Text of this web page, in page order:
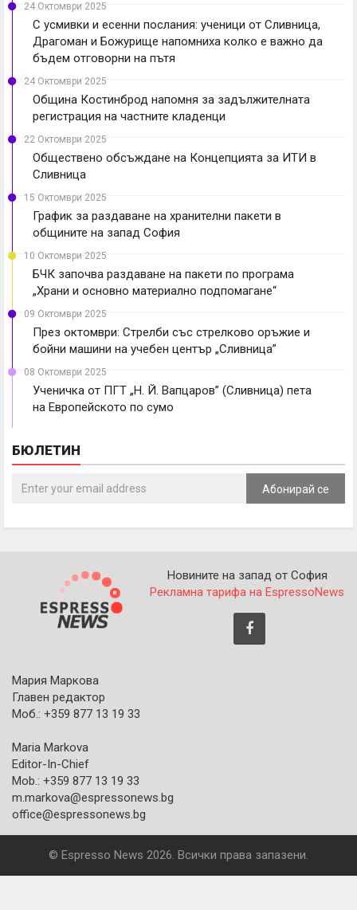
24 Октомври 2025
С усмивки и есенни послания: ученици от Сливница,
Драгоман и Божурище напомниха колко е важно да
бъдем отговорни на пътя
24 Октомври 2025
Община Костинброд напомня за задължителната
регистрация на частните кладенци
22 Октомври 2025
Обществено обсъждане на Концепцията за ИТИ в
Сливница
15 Октомври 2025
График за раздаване на хранителни пакети в
общините на запад София
10 Октомври 2025
БЧК започва раздаване на пакети по програма
„Храни и основно материално подпомагане“
09 Октомври 2025
През октомври: Стрелби със стрелково оръжие и
бойни машини на учебен център „Сливница”
08 Октомври 2025
Ученичка от ПГТ „Н. Й. Вапцаров” (Сливница) пета
на Европейското по сумо
БЮЛЕТИН
Абонирай се
Новините на запад от София
Рекламна тарифа на EspressoNews
Мария Маркова
Главен редактор
Моб.: +359 877 13 19 33
Maria Markova
Editor-In-Chief
Mob.: +359 877 13 19 33
m.markova@espressonews.bg
office@espressonews.bg
© Espresso News 2026. Всички права запазени.